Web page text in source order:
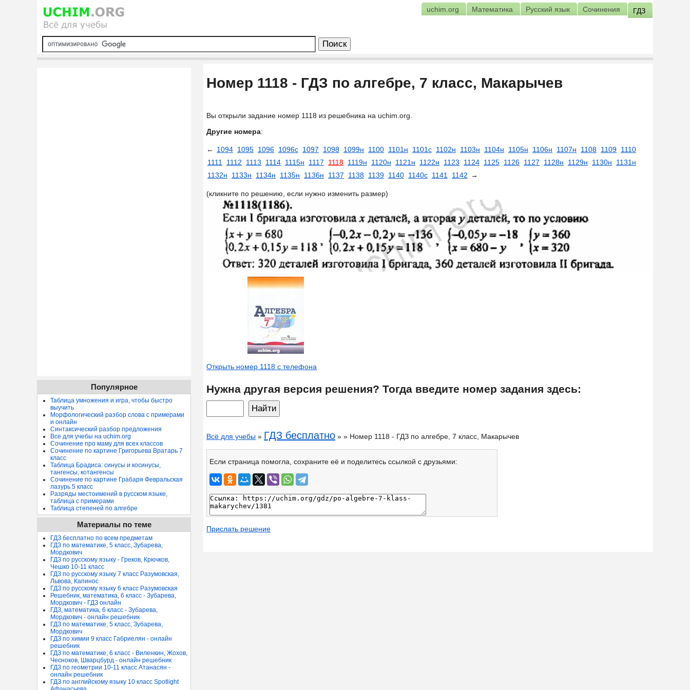
uchim.org Математика Русский язык Сочинения ГДЗ
Номер 1118 - ГДЗ по алгебре, 7 класс, Макарычев
Вы открыли задание номер 1118 из решебника на uchim.org.
Другие номера:
← 1094 1095 1096 1096с 1097 1098 1099н 1100 1101н 1101с 1102н 1103н 1104н 1105н 1106н 1107н 1108 1109 1110
1111
1112 1113 1114 1115н 1117 1118 1119н 1120н 1121н 1122н 1123 1124 1125 1126 1127 1128н 1129н 1130н
1131н
1132н
1133н 1134н 1135н 1136н 1137 1138 1139 1140 1140с 1141 1142 →
(кликните по решению, если нужно изменить размер)
Открыть номер 1118 с телефона
Нужна другая версия решения? Тогда введите номер задания здесь:
Всё для учебы » ГДЗ бесплатно » » Номер 1118 - ГДЗ по алгебре, 7 класс, Макарычев
Если страница помогла, сохраните её и поделитесь ссылкой с друзьями:
Прислать решение
Популярное
Таблица умножения и игра, чтобы быстро
выучить
Морфологический разбор слова с примерами
и онлайн
Синтаксический разбор предложения
Все для учебы на uchim.org
Сочинение про маму для всех классов
Сочинение по картине Григорьева Вратарь 7
класс
Таблица Брадиса: синусы и косинусы,
тангенсы, котангенсы
Сочинение по картине Грабаря Февральская
лазурь 5 класс
Разряды местоимений в русском языке,
таблица с примерами
Таблица степеней по алгебре
Материалы по теме
ГДЗ бесплатно по всем предметам
ГДЗ по математике, 5 класс, Зубарева,
Мордкович
ГДЗ по русскому языку - Греков, Крючков,
Чешко 10-11 класс
ГДЗ по русскому языку 7 класс Разумовская,
Львова, Капинос
ГДЗ по русскому языку 6 класс Разумовская
Решебник, математика, 6 класс - Зубарева,
Мордкович - ГДЗ онлайн
ГДЗ, математика, 6 класс - Зубарева,
Мордкович - онлайн решебник
ГДЗ по математике, 5 класс, Зубарева,
Мордкович
ГДЗ по химии 9 класс Габриелян - онлайн
решебник
ГДЗ по математике, 6 класс - Виленкин, Жохов,
Чесноков, Шварцбурд - онлайн решебник
ГДЗ по геометрии 10-11 класс Атанасян -
онлайн решебник
ГДЗ по английскому языку 10 класс Spotlight